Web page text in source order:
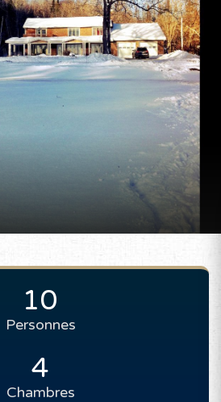
10
Personnes
4
Chambres